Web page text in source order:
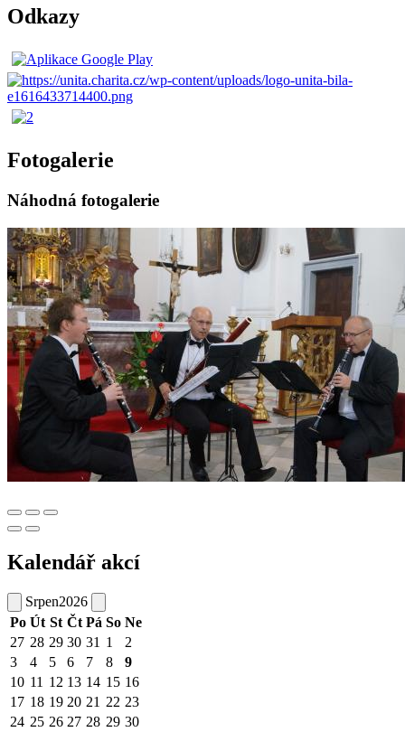
Odkazy
Fotogalerie
Náhodná fotogalerie
Kalendář akcí
Srpen2026
Po Út St Čt Pá So Ne
27 28 29 30 31 1
2
3
4 5 6 7 8
9
10 11 12 13 14 15 16
17 18 19 20 21 22 23
24 25 26 27 28 29 30